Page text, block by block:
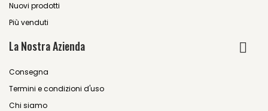
Nuovi prodotti
Più venduti
La Nostra Azienda
Consegna
Termini e condizioni d'uso
Chi siamo